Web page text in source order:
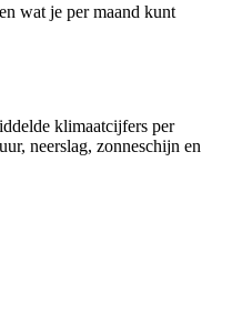
wat je per maand kunt
klimaatcijfers per
neerslag, zonneschijn en